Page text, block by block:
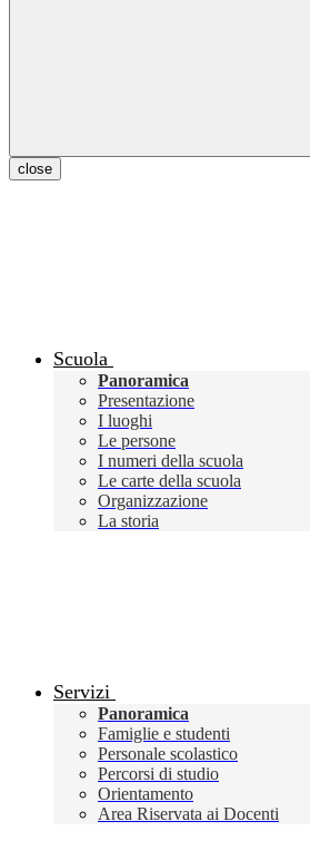
close
Scuola
Panoramica
Presentazione
I luoghi
Le persone
I numeri della scuola
Le carte della scuola
Organizzazione
La storia
Servizi
Panoramica
Famiglie e studenti
Personale scolastico
Percorsi di studio
Orientamento
Area Riservata ai Docenti